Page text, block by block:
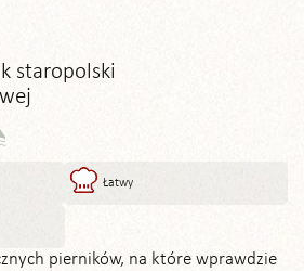
staropolski
Łatwy
pierników, na które wprawdzie